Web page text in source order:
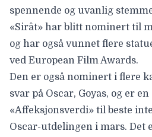
spennende og uvanlig
«Sirât» har blitt nominert til
og har også vunnet flere
ved European Film Awards.
Den er også nominert i flere
svar på Oscar, Goyas, og er
«Affeksjonsverdi» til beste
Oscar-utdelingen i mars. Det